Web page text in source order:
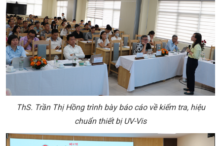
ThS. Trần Thị Hồng trình bày báo cáo về kiểm tra, hiệu
chuẩn thiết bị UV-Vis